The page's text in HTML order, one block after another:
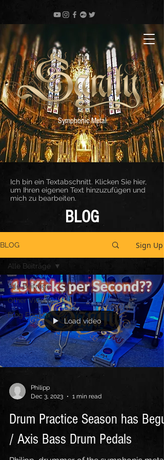
Symphonic Metal
Ich bin ein Textabschnitt. Klicken Sie hier,
um Ihren eigenen Text hinzuzufügen und
mich zu bearbeiten.
BLOG
BLOG Sign Up
Alle Beiträge
Other Videos
Blog English
Alle Beiträge
Load video
Philipp
Dec 3, 2023
1 min read
Drum Practice Season has
/ Axis Bass Drum Pedals